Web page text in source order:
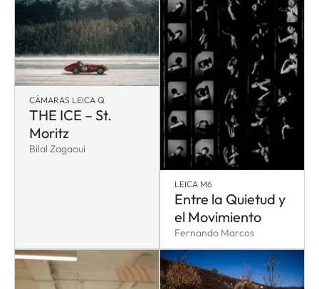
CÁMARAS LEICA Q
THE ICE – St.
Moritz
Bilal Zagaoui
LEICA M6
Entre la Quietud y
el Movimiento
Fernando Marcos